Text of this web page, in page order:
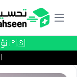
🇵🇸 نؤيد القضية الفلسطينية 🇵🇸